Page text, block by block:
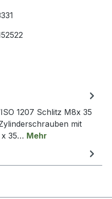
1207 Schlitz M8x 35
mit
x 35… Mehr